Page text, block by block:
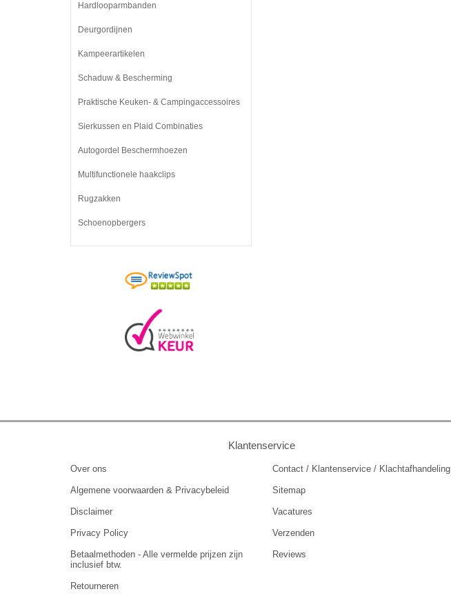
Hardlooparmbanden
Deurgordijnen
Kampeerartikelen
Schaduw & Bescherming
Praktische Keuken- & Campingaccessoires
Sierkussen en Plaid Combinaties
Autogordel Beschermhoezen
Multifunctionele haakclips
Rugzakken
Schoenopbergers
Klantenservice
Over ons
Algemene voorwaarden & Privacybeleid
Disclaimer
Privacy Policy
Betaalmethoden - Alle vermelde prijzen zijn
inclusief btw.
Retourneren
Contact / Klantenservice / Klachtafhandeling
Sitemap
Vacatures
Verzenden
Reviews